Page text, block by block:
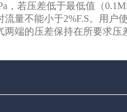
，若压差低于最低值（
流量不能小于2%F.S。用
端的压差保持在所要求压